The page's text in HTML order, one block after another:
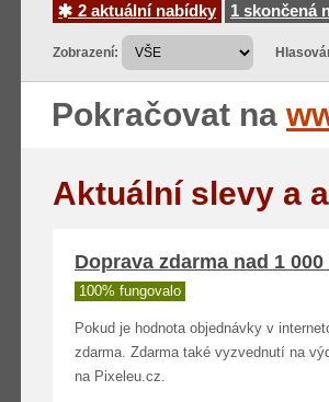
2 aktuální nabídky
1 skončená
Zobrazení:
Pokračovat na
Aktuální slevy a
Doprava zdarma nad 1
100% fungovalo
Pokud je hodnota objednávky v
zdarma. Zdarma také vyzvednutí na
na Pixeleu.cz.